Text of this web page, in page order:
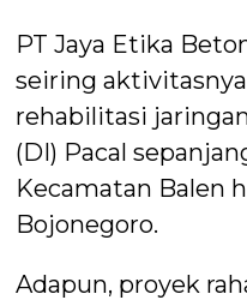
PT Jaya Etika
seiring
rehabilitasi
(DI) Pacal
Kecamatan Balen
Bojonegoro.
Adapun, proyek